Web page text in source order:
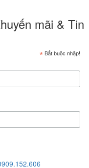
mãi & Tin
* Bắt buộc nhập!